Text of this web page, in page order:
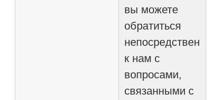
вы можете
обратиться
непосредственно
к нам с
вопросами,
связанными с